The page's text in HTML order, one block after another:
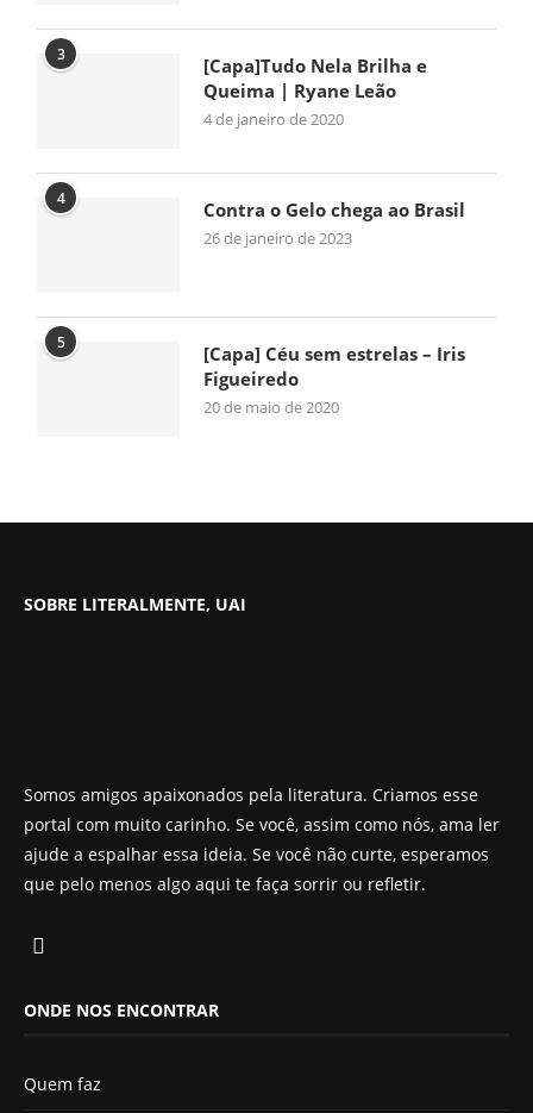
3
[Capa]Tudo Nela Brilha e
Queima | Ryane Leão
4 de janeiro de 2020
4 Contra o Gelo chega ao Brasil
26 de janeiro de 2023
5
[Capa] Céu sem estrelas – Iris
Figueiredo
20 de maio de 2020
SOBRE LITERALMENTE, UAI
Somos amigos apaixonados pela literatura. Criamos esse
portal com muito carinho. Se você, assim como nós, ama ler
ajude a espalhar essa ideia. Se você não curte, esperamos
que pelo menos algo aqui te faça sorrir ou refletir.
ONDE NOS ENCONTRAR
Quem faz